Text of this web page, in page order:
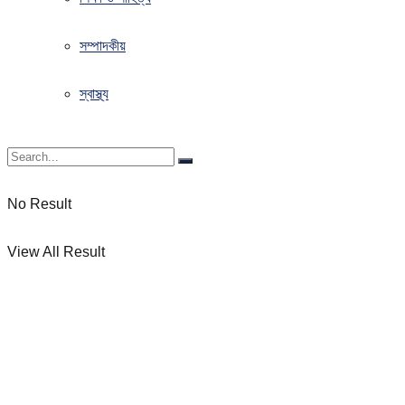
সম্পাদকীয়
স্বাস্থ্য
No Result
View All Result